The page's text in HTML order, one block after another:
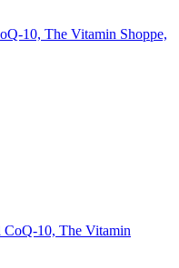
10, The Vitamin Shoppe,